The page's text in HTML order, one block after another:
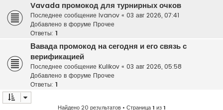
Vavada промокод для турнирных очков
Последнее сообщение Ivanov « 03 авг 2026, 07:41
Добавлено в форуме Прочее
Ответы: 1
Вавада промокод на сегодня и его связь с
верификацией
Последнее сообщение Kulikov « 03 авг 2026, 05:58
Добавлено в форуме Прочее
Ответы: 1
Найдено 20 результатов • Страница1 из1